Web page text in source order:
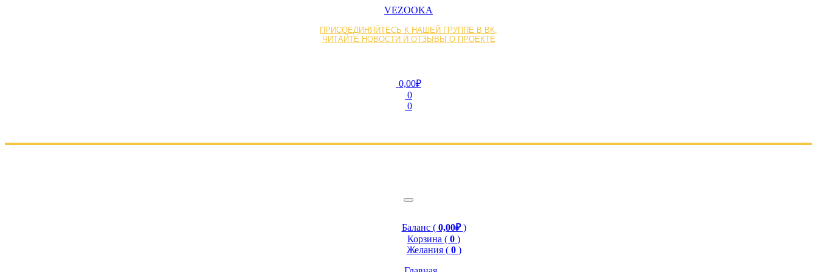
VEZOOKA
ПРИСОЕДИНЯЙТЕСЬ К НАШЕЙ ГРУППЕ В ВК,
ЧИТАЙТЕ НОВОСТИ И ОТЗЫВЫ О ПРОЕКТЕ
0,00₽
0
0
Баланс ( 0,00₽)
Корзина ( 0 )
Желания ( 0 )